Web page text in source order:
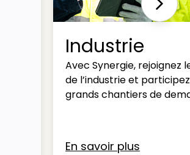
Industrie
Avec Synergie, rejoignez
de l’industrie et
grands chantiers de
En savoir plus
Next